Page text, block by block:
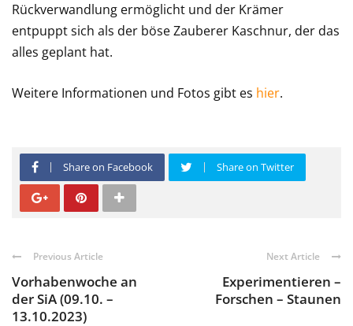
Rückverwandlung ermöglicht und der Krämer
entpuppt sich als der böse Zauberer Kaschnur, der das
alles geplant hat.
Weitere Informationen und Fotos gibt es hier.
Share on Facebook Share on Twitter
Previous Article
Vorhabenwoche an
der SiA (09.10. –
13.10.2023)
Next Article
Experimentieren –
Forschen – Staunen